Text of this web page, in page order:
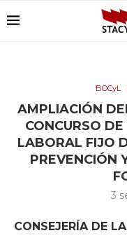
BOCyL
AMPLIACIÓN
CONCURSO
LABORAL FIJO
PREVENCIÓN
3
CONSEJERÍA DE